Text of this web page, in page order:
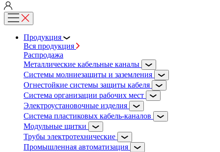
Продукция
Вся продукция
Распродажа
Металлические кабельные каналы
Системы молниезащиты и заземления
Огнестойкие системы защиты кабеля
Система организации рабочих мест
Электроустановочные изделия
Система пластиковых кабель-каналов
Модульные щитки
Трубы электротехнические
Промышленная автоматизация